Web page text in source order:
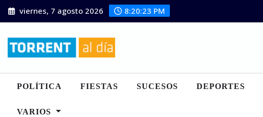
Saltar
al
viernes, 7 agosto 2026 8:20:24 PM
POLÍTICA FIESTAS SUCESOS DEPORTES
VARIOS